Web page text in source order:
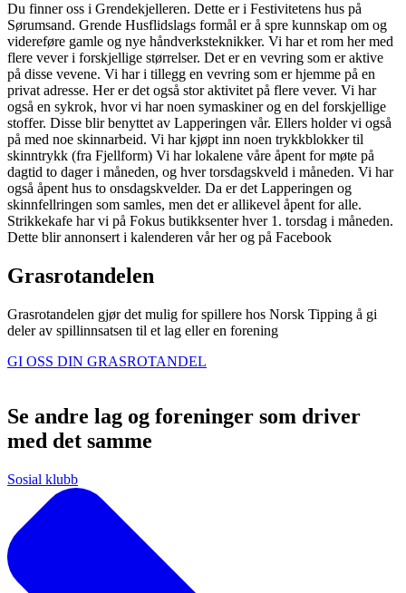
Du finner oss i Grendekjelleren. Dette er i Festivitetens hus på
Sørumsand. Grende Husflidslags formål er å spre kunnskap om og
videreføre gamle og nye håndverksteknikker. Vi har et rom her med
flere vever i forskjellige størrelser. Det er en vevring som er aktive
på disse vevene. Vi har i tillegg en vevring som er hjemme på en
privat adresse. Her er det også stor aktivitet på flere vever. Vi har
også en sykrok, hvor vi har noen symaskiner og en del forskjellige
stoffer. Disse blir benyttet av Lapperingen vår. Ellers holder vi også
på med noe skinnarbeid. Vi har kjøpt inn noen trykkblokker til
skinntrykk (fra Fjellform) Vi har lokalene våre åpent for møte på
dagtid to dager i måneden, og hver torsdagskveld i måneden. Vi har
også åpent hus to onsdagskvelder. Da er det Lapperingen og
skinnfellringen som samles, men det er allikevel åpent for alle.
Strikkekafe har vi på Fokus butikksenter hver 1. torsdag i måneden.
Dette blir annonsert i kalenderen vår her og på Facebook
Grasrotandelen
Grasrotandelen gjør det mulig for spillere hos Norsk Tipping å gi
deler av spillinnsatsen til et lag eller en forening
GI OSS DIN GRASROTANDEL
Se andre lag og foreninger som driver
med det samme
Sosial klubb